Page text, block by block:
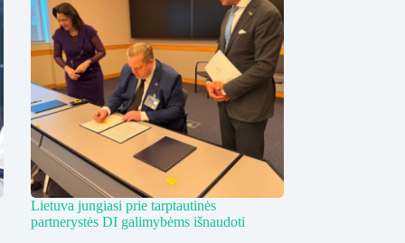
Lietuva jungiasi prie tarptautinės
partnerystės DI galimybėms išnaudoti